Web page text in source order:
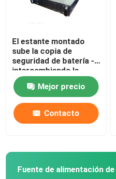
El estante montado
sube la copia de
seguridad de batería -
intercambiando la
función, 1 - 10KVA
caliente 800 - 8000W
montado en rack sube
1u
Mejor precio
Contacto